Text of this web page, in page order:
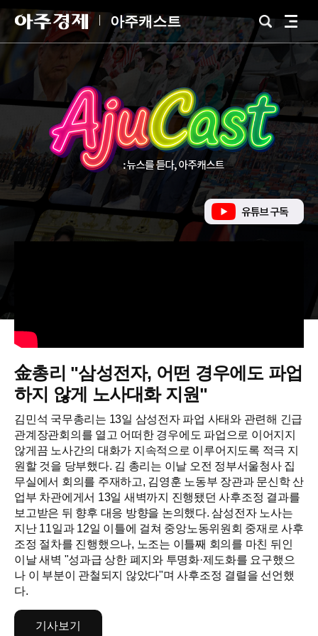
아
주
경
제
아주캐스트
검
색
전
체
메
뉴
유
튜
브
金총리 "삼성전자, 어떤 경우에도 파업
하지 않게 노사대화 지원"
김민석 국무총리는 13일 삼성전자 파업 사태와 관련해 긴급
관계장관회의를 열고 어떠한 경우에도 파업으로 이어지지
않게끔 노사간의 대화가 지속적으로 이루어지도록 적극 지
원할 것을 당부했다. 김 총리는 이날 오전 정부서울청사 집
무실에서 회의를 주재하고, 김영훈 노동부 장관과 문신학 산
업부 차관에게서 13일 새벽까지 진행됐던 사후조정 결과를
보고받은 뒤 향후 대응 방향을 논의했다. 삼성전자 노사는
지난 11일과 12일 이틀에 걸쳐 중앙노동위원회 중재로 사후
조정 절차를 진행했으나, 노조는 이틀째 회의를 마친 뒤인
이날 새벽 "성과급 상한 폐지와 투명화·제도화를 요구했으
나 이 부분이 관철되지 않았다"며 사후조정 결렬을 선언했
다.
기사보기